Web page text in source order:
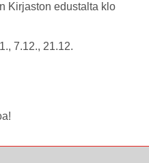
Kirjaston edustalta klo
7.12., 21.12.